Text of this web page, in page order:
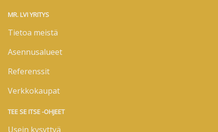
MR. LVI YRITYS
Tietoa meistä
Asennusalueet
Referenssit
Verkkokaupat
TEE SE ITSE -OHJEET
Usein kysyttyä